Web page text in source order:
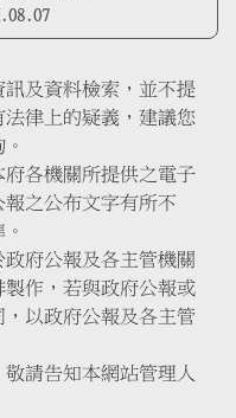
及資料檢索，並不提
律上的疑義，建議您
各機關所提供之電子
之公布文字有所不
府公報及各主管機關
作，若與政府公報或
以政府公報及各主管
請告知本網站管理人